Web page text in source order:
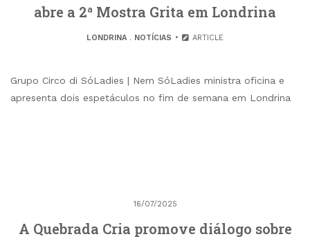
abre a 2ª Mostra Grita em Londrina
LONDRINA. NOTÍCIAS ARTICLE
Grupo Circo di SóLadies | Nem SóLadies ministra oficina e
apresenta dois espetáculos no fim de semana em Londrina
16/07/2025
A Quebrada Cria promove diálogo sobre